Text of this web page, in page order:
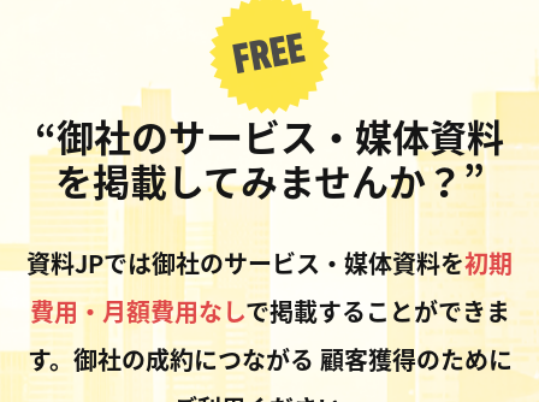
“御社のサービス・媒体資料
を掲載してみませんか？”
資料JPでは御社のサービス・媒体資料を初期
費用・月額費用なしで掲載することができま
す。御社の成約につながる 顧客獲得のために